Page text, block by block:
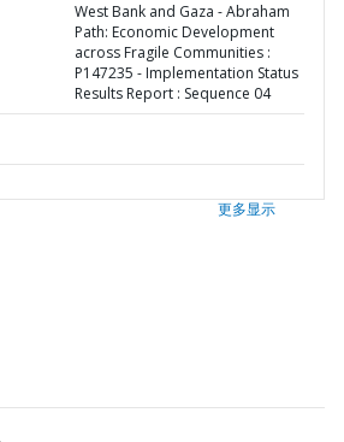
West Bank and Gaza - Abraham
Path: Economic Development
across Fragile Communities :
P147235 - Implementation Status
Results Report : Sequence 04
更多显示